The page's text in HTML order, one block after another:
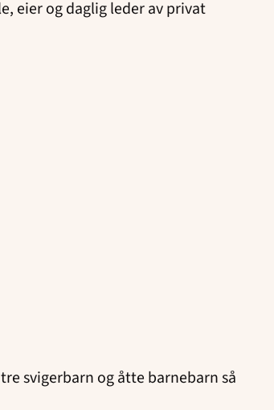
eier og daglig leder av privat
svigerbarn og åtte barnebarn så